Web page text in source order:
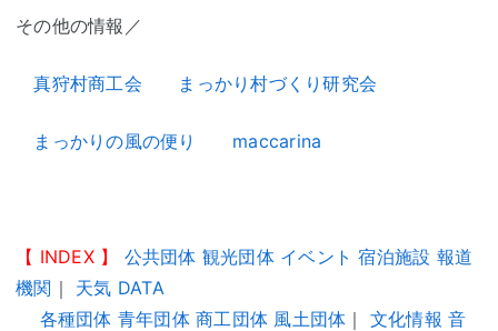
その他の情報／
真狩村商工会 まっかり村づくり研究会
まっかりの風の便り maccarina
【 INDEX】 公共団体 観光団体 イベント 宿泊施設 報道
機関 ｜ 天気 DATA
各種団体 青年団体 商工団体 風土団体 ｜ 文化情報 音